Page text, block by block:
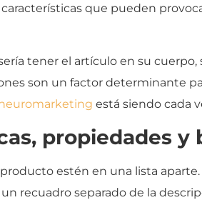
que pueden
tener el artículo en su cuerpo,
son un factor determinante
está siendo cada
propiedades
estén en una lista
recuadro separado de la